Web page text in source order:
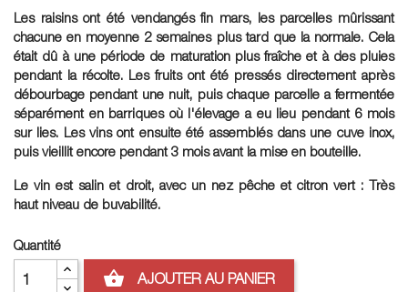
Les raisins ont été vendangés fin mars, les parcelles mûrissant
chacune en moyenne 2 semaines plus tard que la normale. Cela
était dû à une période de maturation plus fraîche et à des pluies
pendant la récolte. Les fruits ont été pressés directement après
débourbage pendant une nuit, puis chaque parcelle a fermentée
séparément en barriques où l'élevage a eu lieu pendant 6 mois
sur lies. Les vins ont ensuite été assemblés dans une cuve inox,
puis vieillit encore pendant 3 mois avant la mise en bouteille.
Le vin est salin et droit, avec un nez pêche et citron vert : Très
haut niveau de buvabilité.
Quantité
shopping_basket AJOUTER AU PANIER